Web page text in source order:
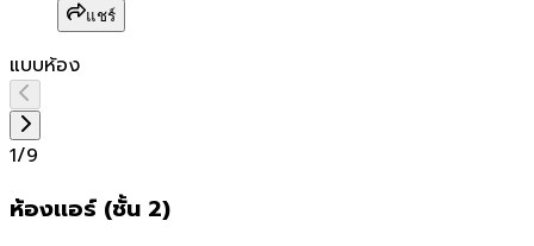
แชร์
แบบห้อง
1/9
ห้องเเอร์ (ชั้น 2)